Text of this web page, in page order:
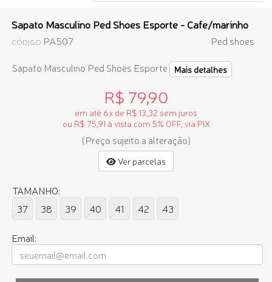
Sapato Masculino Ped Shoes Esporte - Cafe/marinho
CÓDIGO PA507
Ped shoes
Sapato Masculino Ped Shoes Esporte
Mais detalhes
R$ 79,90
em até 6x de R$ 13,32 sem juros
ou R$ 75,91 à vista com 5% OFF, via PIX
(Preço sujeito a alteração)
Ver parcelas
TAMANHO:
37
38 39 40 41 42 43
Email: